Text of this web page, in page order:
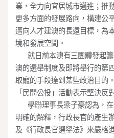
業，全力向宜居城市邁進；推
更多方面的發展路向，構建公
邁向人才建澳的長遠目標，為
境和發展空間。
就日前本澳有三團體發起
澳的選舉制度及即將舉行的第
取寵的手段達到某些政治目的
「民間公投」活動表示堅決反
學聯理事長梁子豪認為，
明確的解釋，行政長官的產生
及《行政長官選舉法》來嚴格